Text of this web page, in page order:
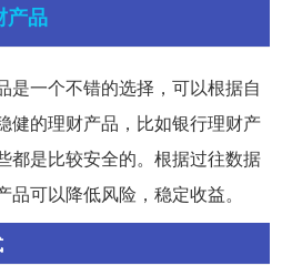
产品
是一个不错的选择，可以根据自
健的理财产品，比如银行理财产
都是比较安全的。根据过往数据
可以降低风险，稳定收益。